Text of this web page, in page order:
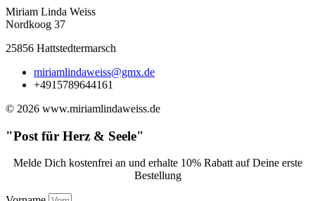
Miriam Linda Weiss
Nordkoog 37
25856 Hattstedtermarsch
miriamlindaweiss@gmx.de
+4915789644161
© 2026 www.miriamlindaweiss.de
"Post für Herz & Seele"
Melde Dich kostenfrei an und erhalte 10% Rabatt auf Deine erste
Bestellung